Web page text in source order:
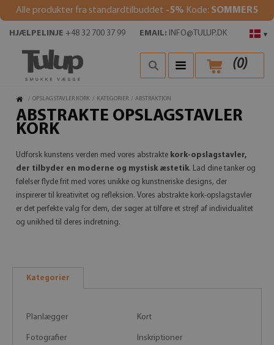
Alle produkter fra standardtilbuddet -5% Kode: SOMMER5
▾
HJÆLPELINJE +48 32 700 37 99 EMAIL: INFO@TULUP.DK
(0)
/ OPSLAGSTAVLER KORK / KATEGORIER / ABSTRAKTION
ABSTRAKTE OPSLAGSTAVLER
KORK
Udforsk kunstens verden med vores abstrakte kork-opslagstavler,
der tilbyder en moderne og mystisk æstetik. Lad dine tanker og
følelser flyde frit med vores unikke og kunstneriske designs, der
inspirerer til kreativitet og refleksion. Vores abstrakte kork-opslagstavler
er det perfekte valg for dem, der søger at tilføre et strejf af individualitet
og unikhed til deres indretning.
Kategorier
Planlægger Kort
Fotografier Inskriptioner